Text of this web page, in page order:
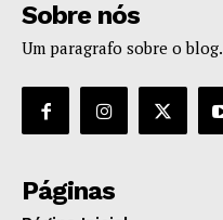
Sobre nós
Um paragrafo sobre o blog.
Páginas